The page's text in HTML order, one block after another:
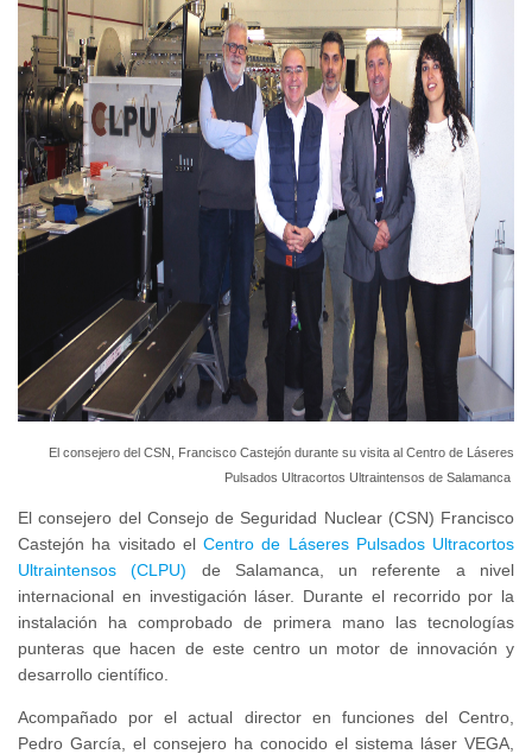
El consejero del CSN, Francisco Castejón durante su visita al Centro de Láseres
Pulsados Ultracortos Ultraintensos de Salamanca
El consejero del Consejo de Seguridad Nuclear (CSN) Francisco
Castejón ha visitado el Centro de Láseres Pulsados Ultracortos
Ultraintensos (CLPU) de Salamanca, un referente a nivel
internacional en investigación láser. Durante el recorrido por la
instalación ha comprobado de primera mano las tecnologías
punteras que hacen de este centro un motor de innovación y
desarrollo científico.
Acompañado por el actual director en funciones del Centro,
Pedro García, el consejero ha conocido el sistema láser VEGA,